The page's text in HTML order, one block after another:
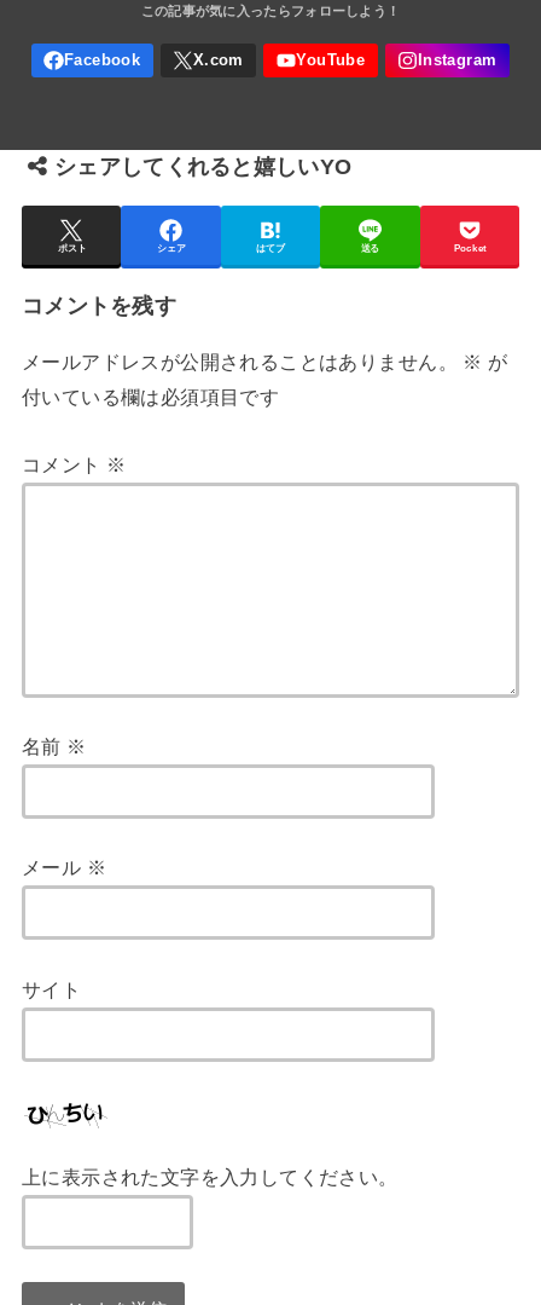
シェアしてくれると嬉しいYO
ポスト シェア はてブ 送る Pocket
コメントを残す
メールアドレスが公開されることはありません。 ※ が
付いている欄は必須項目です
コメント ※
名前 ※
メール ※
サイト
上に表示された文字を入力してください。